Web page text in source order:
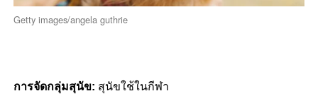
Getty images/angela guthrie
การจัดกลุ่มสุนัข: สุนัขใช้ในกีฬา